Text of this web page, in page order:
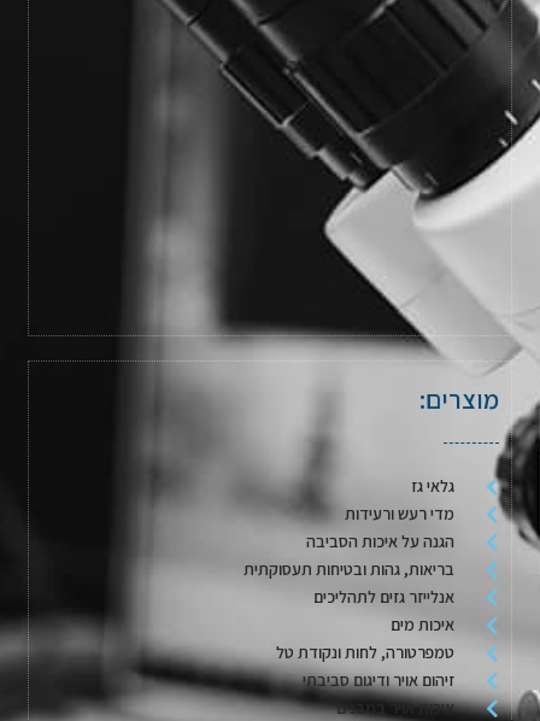
מוצרים:
גלאי גז
מדי רעש ורעידות
הגנה על איכות הסביבה
בריאות, גהות ובטיחות תעסוקתית
אנלייזר גזים לתהליכים
איכות מים
טמפרטורה, לחות ונקודת טל
זיהום אויר ודיגום סביבתי
איכות אויר במבנים